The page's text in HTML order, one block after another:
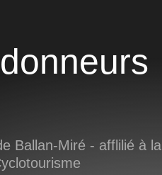
Ballan-Miré - afflilié à la